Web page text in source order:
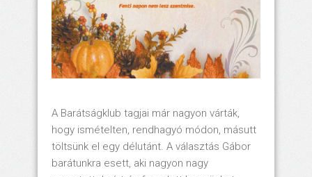
A Barátságklub tagjai már nagyon várták,
hogy ismételten, rendhagyó módon, másutt
töltsünk el egy délutánt. A választás Gábor
barátunkra esett, aki nagyon nagy